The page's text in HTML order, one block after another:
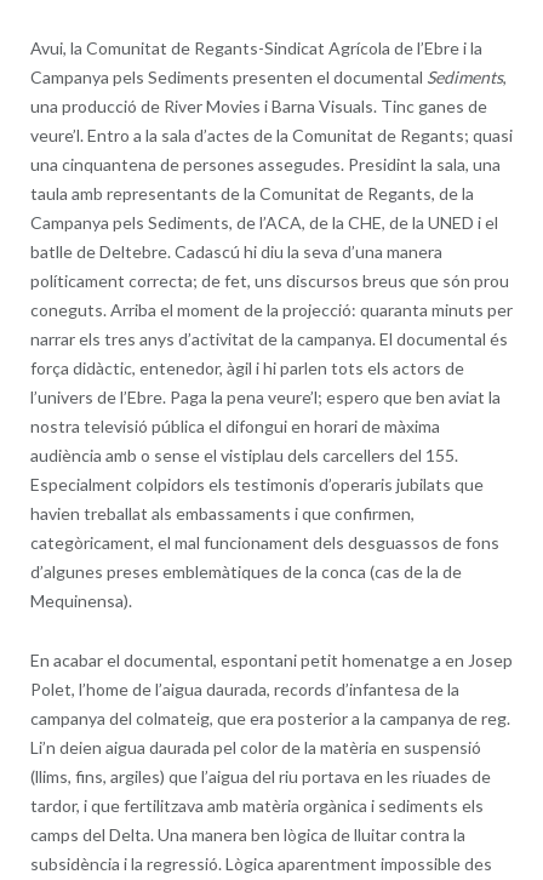
Avui, la Comunitat de Regants-Sindicat Agrícola de l’Ebre i la
Campanya pels Sediments presenten el documental Sediments,
una producció de River Movies i Barna Visuals. Tinc ganes de
veure’l. Entro a la sala d’actes de la Comunitat de Regants; quasi
una cinquantena de persones assegudes. Presidint la sala, una
taula amb representants de la Comunitat de Regants, de la
Campanya pels Sediments, de l’ACA, de la CHE, de la UNED i el
batlle de Deltebre. Cadascú hi diu la seva d’una manera
políticament correcta; de fet, uns discursos breus que són prou
coneguts. Arriba el moment de la projecció: quaranta minuts per
narrar els tres anys d’activitat de la campanya. El documental és
força didàctic, entenedor, àgil i hi parlen tots els actors de
l’univers de l’Ebre. Paga la pena veure’l; espero que ben aviat la
nostra televisió pública el difongui en horari de màxima
audiència amb o sense el vistiplau dels carcellers del 155.
Especialment colpidors els testimonis d’operaris jubilats que
havien treballat als embassaments i que confirmen,
categòricament, el mal funcionament dels desguassos de fons
d’algunes preses emblemàtiques de la conca (cas de la de
Mequinensa).
En acabar el documental, espontani petit homenatge a en Josep
Polet, l’home de l’aigua daurada, records d’infantesa de la
campanya del colmateig, que era posterior a la campanya de reg.
Li’n deien aigua daurada pel color de la matèria en suspensió
(llims, fins, argiles) que l’aigua del riu portava en les riuades de
tardor, i que fertilitzava amb matèria orgànica i sediments els
camps del Delta. Una manera ben lògica de lluitar contra la
subsidència i la regressió. Lògica aparentment impossible des